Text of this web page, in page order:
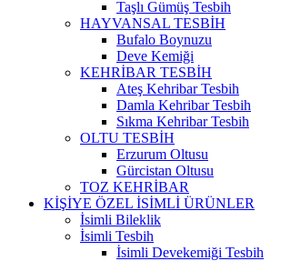
Taşlı Gümüş Tesbih
HAYVANSAL TESBİH
Bufalo Boynuzu
Deve Kemiği
KEHRİBAR TESBİH
Ateş Kehribar Tesbih
Damla Kehribar Tesbih
Sıkma Kehribar Tesbih
OLTU TESBİH
Erzurum Oltusu
Gürcistan Oltusu
TOZ KEHRİBAR
KİŞİYE ÖZEL İSİMLİ ÜRÜNLER
İsimli Bileklik
İsimli Tesbih
İsimli Devekemiği Tesbih